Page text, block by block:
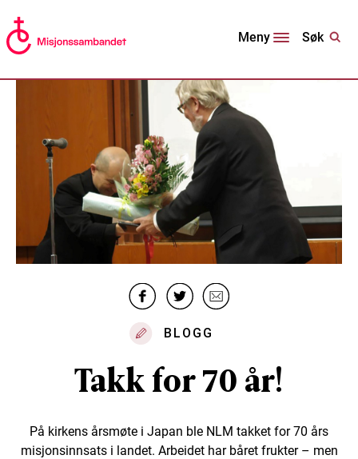
Meny Søk
BLOGG
Takk for 70 år!
På kirkens årsmøte i Japan ble NLM takket for 70 års
misjonsinnsats i landet. Arbeidet har båret frukter – men